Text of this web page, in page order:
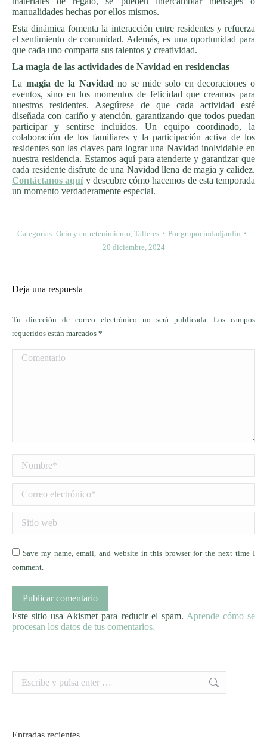
manualidades hechas por ellos mismos.
Esta dinámica fomenta la interacción entre residentes y refuerza
el sentimiento de comunidad. Además, es una oportunidad para
que cada uno comparta sus talentos y creatividad.
La magia de las actividades de Navidad en residencias
La magia de la Navidad no se mide solo en decoraciones o
eventos, sino en los momentos de felicidad que creamos para
nuestros residentes. Asegúrese de que cada actividad esté
diseñada con cariño y atención, garantizando que todos puedan
participar y sentirse incluidos. Un equipo coordinado, la
colaboración de los familiares y la participación activa de los
residentes son las claves para lograr una Navidad inolvidable en
nuestra residencia. Estamos aquí para atenderte y garantizar que
cada residente disfrute de una Navidad llena de magia y calidez.
Contáctanos aquíy descubre cómo hacemos de esta temporada
un momento verdaderamente especial.
Categorías: Ocio y entretenimiento Talleres Por grupociudadjardin
20 diciembre, 2024
Deja una respuesta
Tu dirección de correo electrónico no será publicada. Los campos
requeridos están marcados *
Comentario
Correo electrónico *
Save my name, email, and website in this browser for the next time I
comment.
Publicar comentario
Este sitio usa Akismet para reducir el spam. Aprende cómo se
procesan los datos de tus comentarios.
Entradas recientes